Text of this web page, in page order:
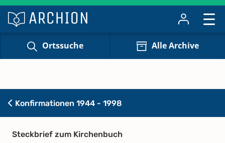
Ortssuche Alle Archive
Konfirmationen 1944 - 1998
Steckbrief zum Kirchenbuch